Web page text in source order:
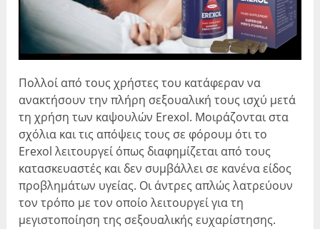
Πολλοί από τους χρήστες του κατάφεραν να
ανακτήσουν την πλήρη σεξουαλική τους ισχύ μετά
τη χρήση των καψουλών Erexol. Μοιράζονται στα
σχόλια και τις απόψεις τους σε φόρουμ ότι το
Erexol λειτουργεί όπως διαφημίζεται από τους
κατασκευαστές και δεν συμβάλλει σε κανένα είδος
προβλημάτων υγείας. Οι άντρες απλώς λατρεύουν
τον τρόπο με τον οποίο λειτουργεί για τη
μεγιστοποίηση της σεξουαλικής ευχαρίστησης.